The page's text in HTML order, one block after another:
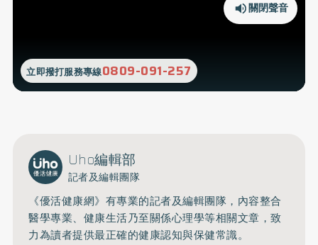
立即撥打服務專線0809-091-257
關閉聲音
Uho編輯部
記者及編輯團隊
《優活健康網》有專業的記者及編輯團隊，內容整合
醫學專業、健康生活乃至關係心理學等相關文章，致
力為讀者提供最正確的健康認知與保健常識。